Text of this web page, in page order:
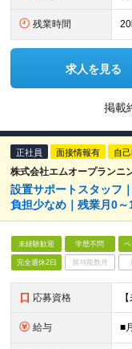
残業時間
求人を見る
掲載
正社員 面接情報有 自
株式会社エムオープランニ
設置サポートスタッフ
負担少なめ｜残業月0～
未経験歓迎 学歴不問
完全週休2日 賞与複数月
応募資格
給与